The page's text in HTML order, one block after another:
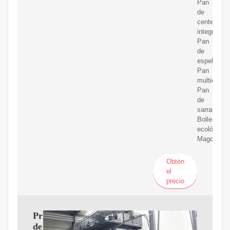
Pan
de
centeno
integral,
Pan
de
espelta,
Pan
Pan
de
sarraceno,
Bollería
ecológica,
Obtén
el
precio
Proveedores
de